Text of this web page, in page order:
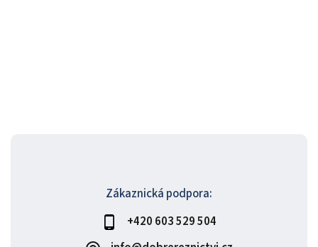
Zákaznická podpora:
+420 603 529 504